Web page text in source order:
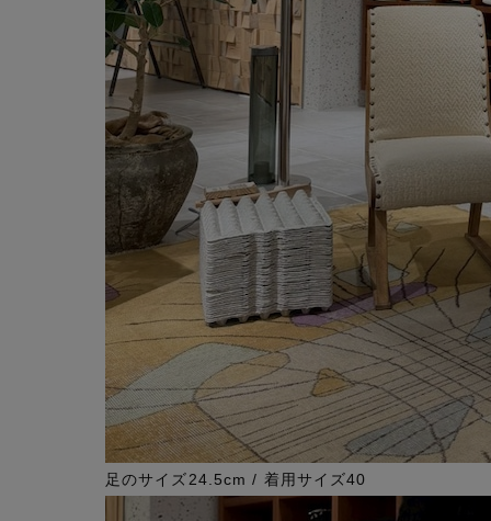
足のサイズ24.5cm / 着用サイズ40